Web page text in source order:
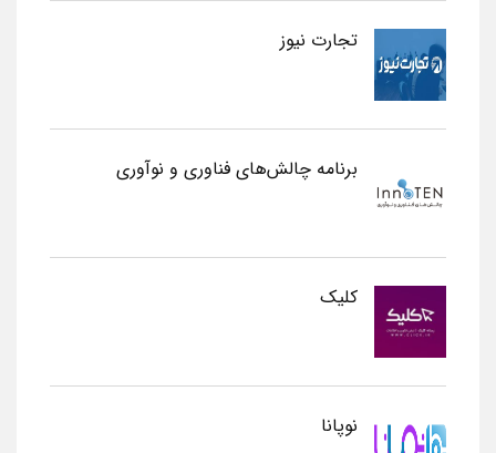
تجارت نیوز
برنامه چالش‌های فناوری و نوآوری
کلیک
نوپانا